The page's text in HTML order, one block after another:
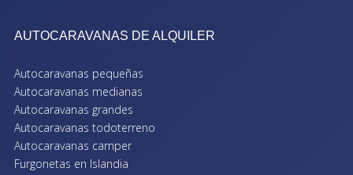
AUTOCARAVANAS DE ALQUILER
Autocaravanas pequeñas
Autocaravanas medianas
Autocaravanas grandes
Autocaravanas todoterreno
Autocaravanas camper
Furgonetas en Islandia